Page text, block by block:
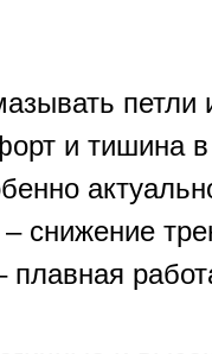
петли
и тишина
снижение